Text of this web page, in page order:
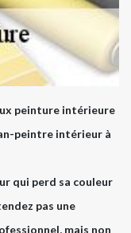
peinture intérieure
peintre intérieur à
qui perd sa couleur
pas une
mais non